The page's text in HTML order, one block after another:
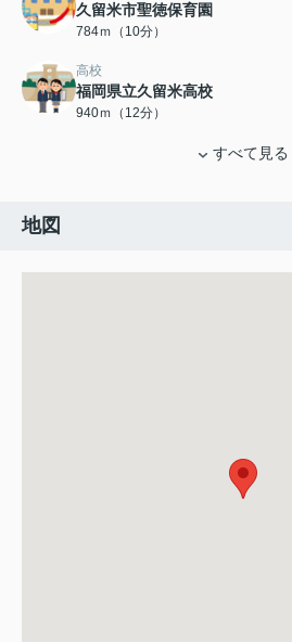
久留米市聖徳保育園
784ｍ（10分）
高校
福岡県立久留米高校
940ｍ（12分）
すべて見る
地図